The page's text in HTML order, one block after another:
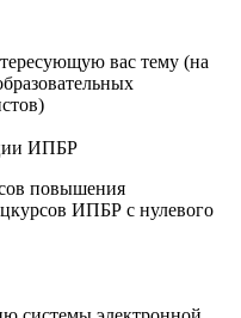
вас тему (на
ИПБР
повышения
ИПБР с нулевого